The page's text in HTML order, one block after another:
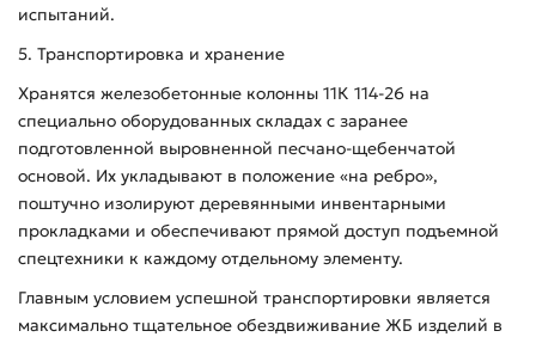
испытаний.
5. Транспортировка и хранение
Хранятся железобетонные колонны 11К 114-26 на
специально оборудованных складах с заранее
подготовленной выровненной песчано-щебенчатой
основой. Их укладывают в положение «на ребро»,
поштучно изолируют деревянными инвентарными
прокладками и обеспечивают прямой доступ подъемной
спецтехники к каждому отдельному элементу.
Главным условием успешной транспортировки является
максимально тщательное обездвиживание ЖБ изделий в